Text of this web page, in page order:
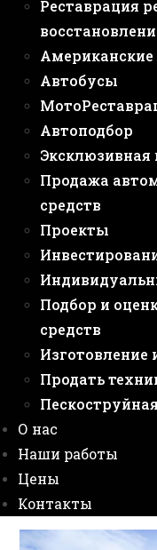
Реставрация
Американские
Автобусы
Автоподбор
Эксклюзивная
Продажа
средств
Проекты
Подбор и
средств
Изготовление
Продать
О нас
Наши работы
Цены
Контакты